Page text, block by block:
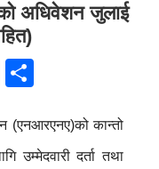
अधिवेशन जुलाई
X
(एनआरएनए)को कान्तो
उम्मेदवारी दर्ता तथा